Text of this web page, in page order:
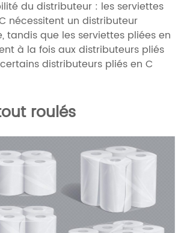
du distributeur : les serviettes
nécessitent un distributeur
tandis que les serviettes pliées en
à la fois aux distributeurs pliés
distributeurs pliés en C
roulés